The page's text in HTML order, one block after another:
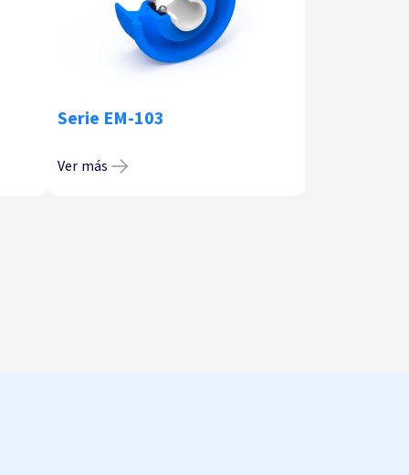
Serie EM-103
Ver más